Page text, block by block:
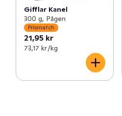
Gifflar Kanel
300 g, Pågen
Prismatch
21,95 kr
73,17 kr /kg